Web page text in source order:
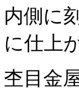
内側に
に仕上
杢目金